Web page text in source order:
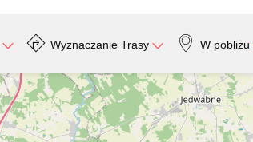
Wyznaczanie Trasy W pobliżu